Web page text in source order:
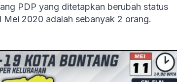
PDP yang ditetapkan berubah status
Mei 2020 adalah sebanyak 2 orang.